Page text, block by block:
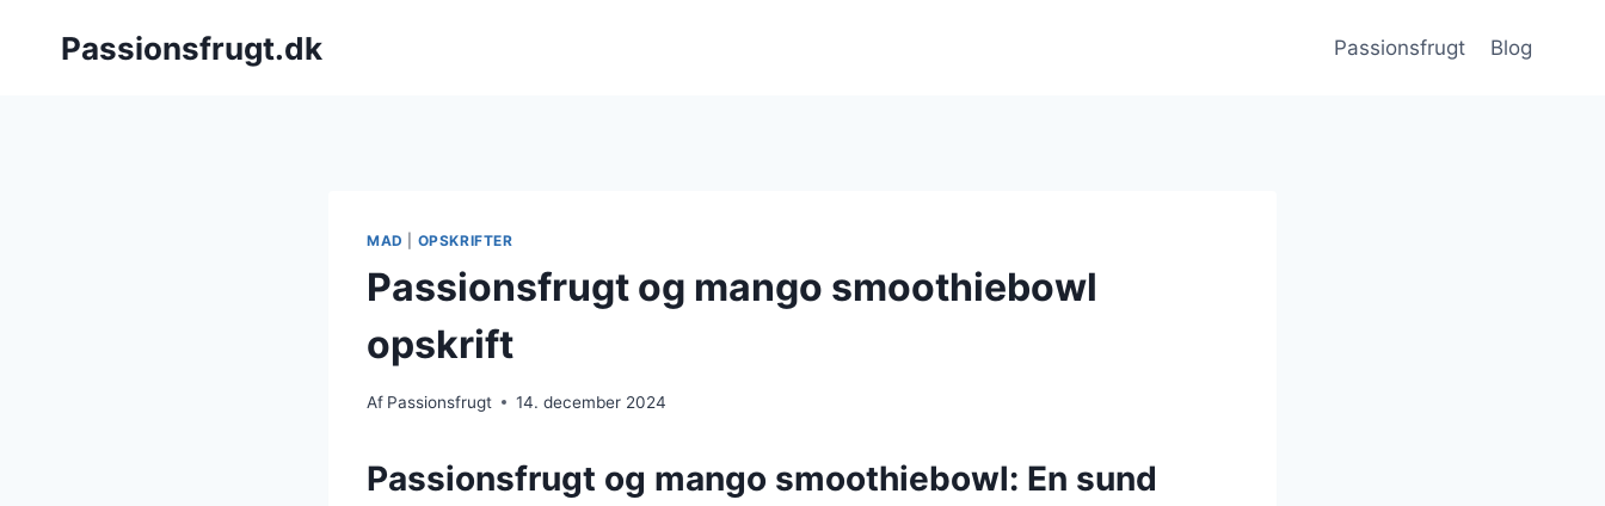
Passionsfrugt.dk Passionsfrugt Blog
MAD OPSKRIFTER
Passionsfrugt og mango smoothiebowl
opskrift
Af Passionsfrugt 14. december 2024
Passionsfrugt og mango smoothiebowl: En sund